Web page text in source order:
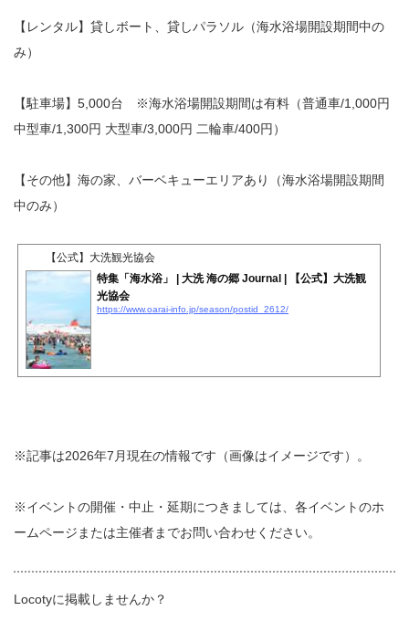
【レンタル】貸しボート、貸しパラソル（海水浴場開設期間中の
み）
【駐車場】5,000台 ※海水浴場開設期間は有料（普通車/1,000円
中型車/1,300円 大型車/3,000円 二輪車/400円）
【その他】海の家、バーベキューエリアあり（海水浴場開設期間
中のみ）
【公式】大洗観光協会
特集「海水浴」 | 大洗 海の郷 Journal | 【公式】大洗観
光協会
https://www.oarai-info.jp/season/postid_2612/
※記事は2026年7月現在の情報です（画像はイメージです）。
※イベントの開催・中止・延期につきましては、各イベントのホ
ームページまたは主催者までお問い合わせください。
Locotyに掲載しませんか？